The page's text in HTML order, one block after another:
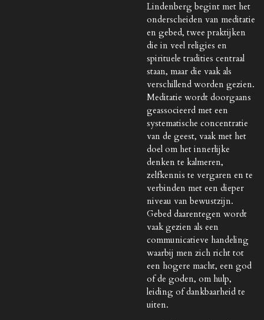
Lindenberg begint met het
onderscheiden van meditatie
en gebed, twee praktijken
die in veel religies en
spirituele tradities centraal
staan, maar die vaak als
verschillend worden gezien.
Meditatie wordt doorgaans
geassocieerd met een
systematische concentratie
van de geest, vaak met het
doel om het innerlijke
denken te kalmeren,
zelfkennis te vergaren en te
verbinden met een dieper
niveau van bewustzijn.
Gebed daarentegen wordt
vaak gezien als een
communicatieve handeling
waarbij men zich richt tot
een hogere macht, een god
of de goden, om hulp,
leiding of dankbaarheid te
uiten.